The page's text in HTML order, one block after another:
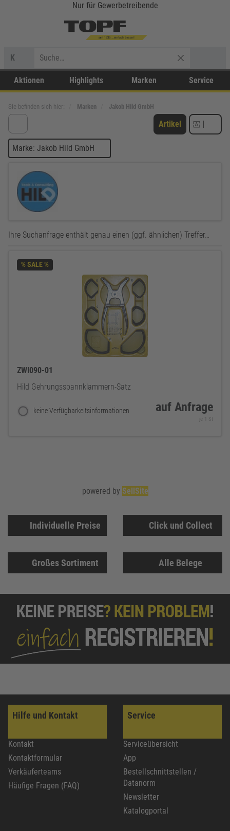
Nur für Gewerbetreibende
K
Aktionen Highlights Marken Service
Sie befinden sich hier: Marken Jakob Hild GmbH
Artikel |
Marke: Jakob Hild GmbH
Ihre Suchanfrage enthält genau einen (ggf. ähnlichen) Treffer…
% SALE %
ZWI090-01
Hild Gehrungsspannklammern-Satz
keine Verfügbarkeitsinformationen auf Anfrage
je 1 St
Individuelle Preise Click und Collect
Großes Sortiment Alle Belege
Hilfe und Kontakt
Kontakt
Kontaktformular
Verkäuferteams
Häufige Fragen (FAQ)
Service
Serviceübersicht
App
Bestellschnittstellen /
Datanorm
Newsletter
Katalogportal
powered by SellSite